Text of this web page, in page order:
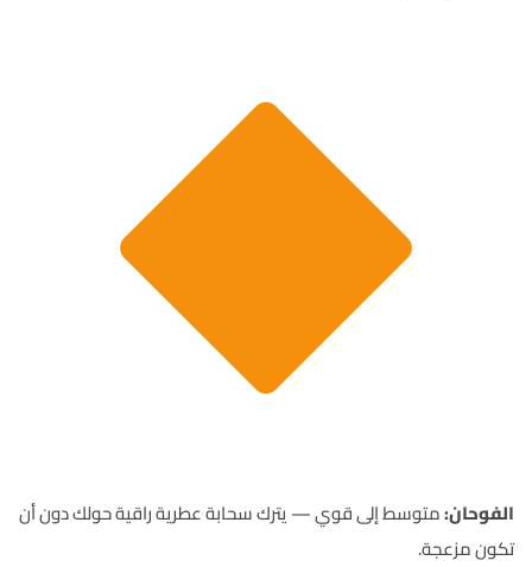
الفوحان:متوسط إلى قوي — يترك سحابة عطرية راقية حولك دون أن
تكون مزعجة.